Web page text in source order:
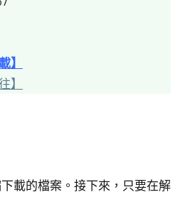
】
】
載的檔案。接下來，只要在解